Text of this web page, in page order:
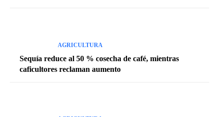
AGRICULTURA
Sequía reduce al 50 % cosecha de café, mientras
caficultores reclaman aumento